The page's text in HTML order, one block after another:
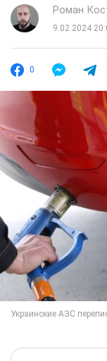
Роман
9.02.2024
0